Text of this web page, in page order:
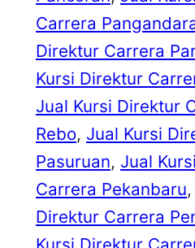
Carrera
Direktur Carrera
Kursi Direktur
Jual Kursi Direktur
Rebo, Jual Kursi
Pasuruan, Jual
Carrera Pekanbaru,
Direktur Carrera